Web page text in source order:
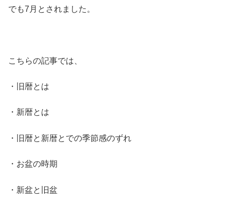
でも7月とされました。
こちらの記事では、
・旧暦とは
・新暦とは
・旧暦と新暦とでの季節感のずれ
・お盆の時期
・新盆と旧盆